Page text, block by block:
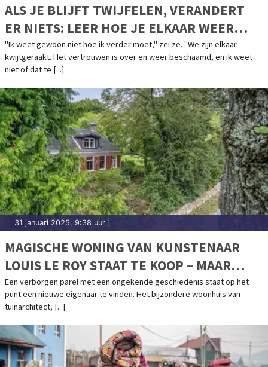
ALS JE BLIJFT TWIJFELEN, VERANDERT
ER NIETS: LEER HOE JE ELKAAR WEER
KUNT VERTROUWEN EN BEGRIJPEN
"Ik weet gewoon niet hoe ik verder moet," zei ze. "We zijn elkaar
kwijtgeraakt. Het vertrouwen is over en weer beschaamd, en ik weet
niet of dat te [...]
31 januari 2025, 9:38 uur
MAGISCHE WONING VAN KUNSTENAAR
LOUIS LE ROY STAAT TE KOOP – MAAR
VOOR HOE LANG?
Een verborgen parel met een ongekende geschiedenis staat op het
punt een nieuwe eigenaar te vinden. Het bijzondere woonhuis van
tuinarchitect, [...]